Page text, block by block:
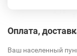
Оплата,
Ваш населенный